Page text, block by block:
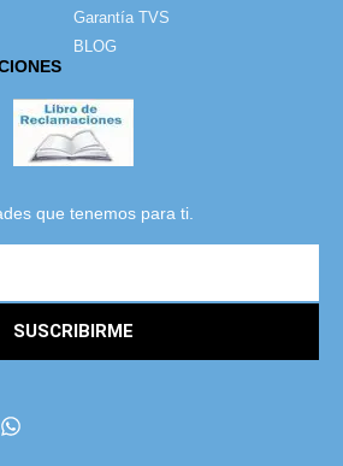
Garantía TVS
BLOG
que tenemos para ti.
SUSCRIBIRME